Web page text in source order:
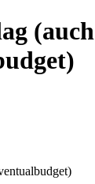
(auch